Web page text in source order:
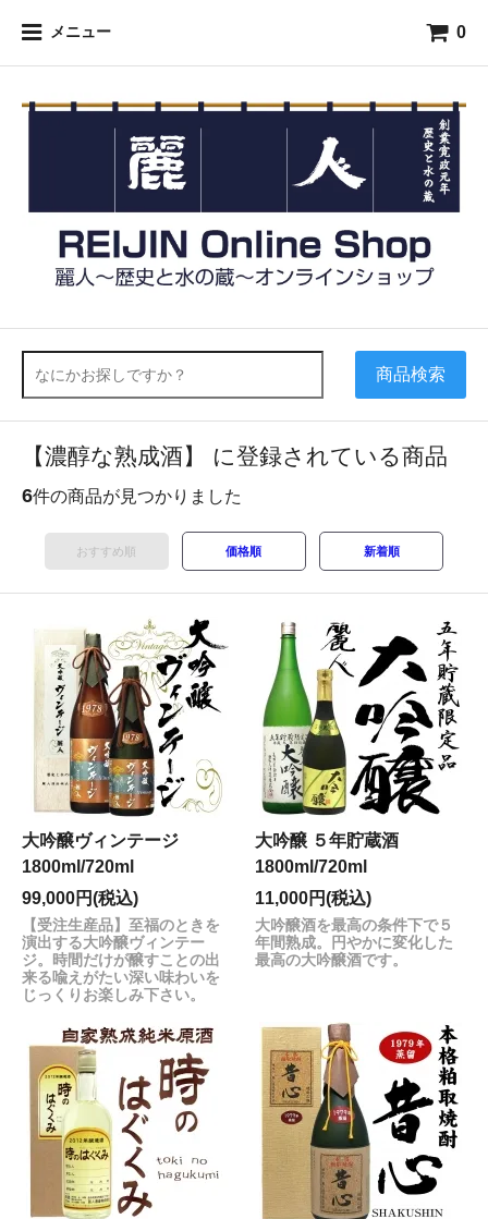
メニュー 0
商品検索
【濃醇な熟成酒】 に登録されている商品
6件の商品が見つかりました
おすすめ順 価格順 新着順
大吟醸ヴィンテージ
1800ml/720ml
99,000円(税込)
【受注生産品】至福のときを
演出する大吟醸ヴィンテー
ジ。時間だけが醸すことの出
来る喩えがたい深い味わいを
じっくりお楽しみ下さい。
大吟醸 ５年貯蔵酒
1800ml/720ml
11,000円(税込)
大吟醸酒を最高の条件下で５
年間熟成。円やかに変化した
最高の大吟醸酒です。